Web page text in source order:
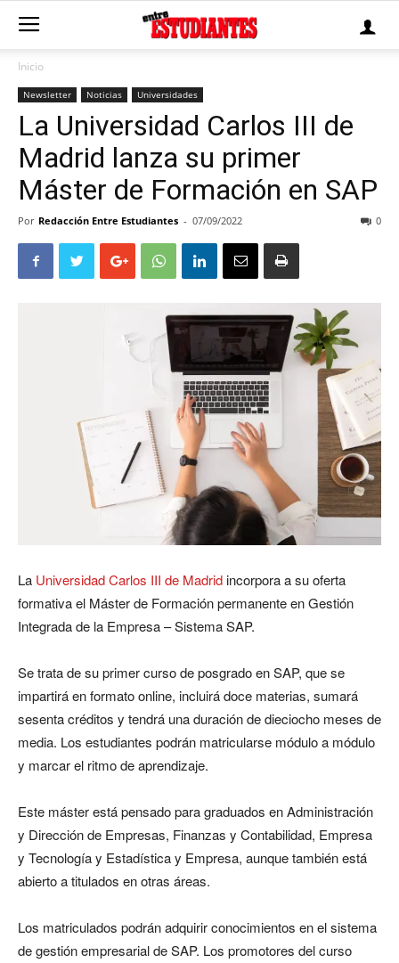
Inicio
Newsletter Noticias Universidades
La Universidad Carlos III de
Madrid lanza su primer
Máster de Formación en SAP
Por Redacción Entre Estudiantes - 07/09/2022 0
La Universidad Carlos III de Madridincorpora a su oferta
formativa el Máster de Formación permanente en Gestión
Integrada de la Empresa – Sistema SAP.
Se trata de su primer curso de posgrado en SAP, que se
impartirá en formato online, incluirá doce materias, sumará
sesenta créditos y tendrá una duración de dieciocho meses de
media. Los estudiantes podrán matricularse módulo a módulo
y marcar el ritmo de aprendizaje.
Este máster está pensado para graduados en Administración
y Dirección de Empresas, Finanzas y Contabilidad, Empresa
y Tecnología y Estadística y Empresa, aunque también está
abierto a titulados en otras áreas.
Los matriculados podrán adquirir conocimientos en el sistema
de gestión empresarial de SAP. Los promotores del curso